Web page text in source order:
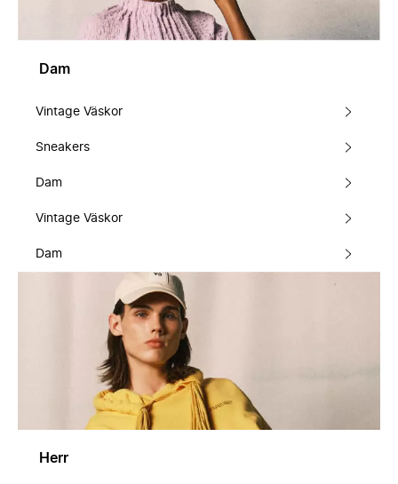
Dam
Vintage Väskor
Sneakers
Dam
Vintage Väskor
Dam
Herr